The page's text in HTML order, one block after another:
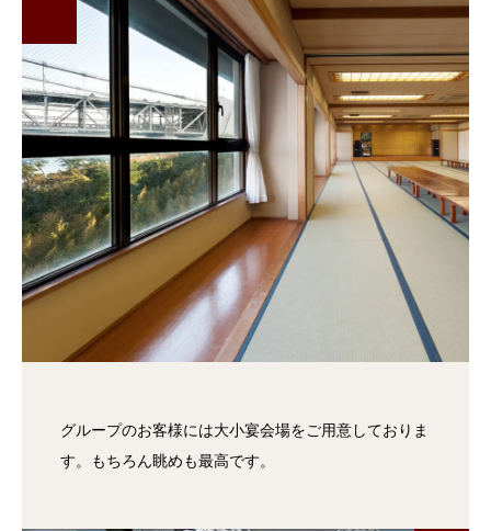
グループのお客様には大小宴会場をご用意しておりま
す。もちろん眺めも最高です。